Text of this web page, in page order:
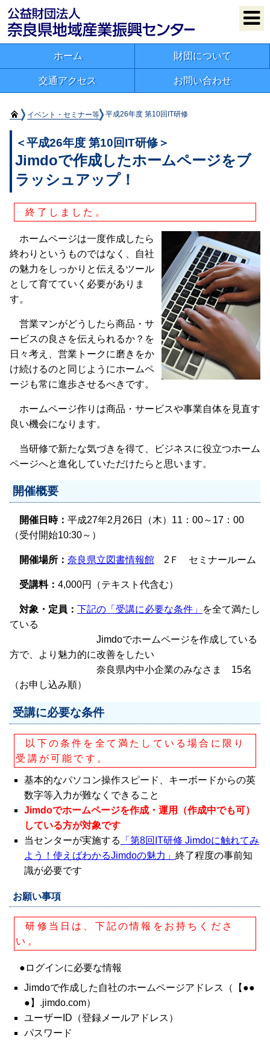
ホーム 財団について
交通アクセス お問い合わせ
イベント・セミナー等 平成26年度 第10回IT研修
＜平成26年度 第10回IT研修＞
Jimdoで作成したホームページをブ
ラッシュアップ！
終了しました。
ホームページは一度作成したら
終わりというものではなく、自社
の魅力をしっかりと伝えるツール
として育てていく必要がありま
す。
営業マンがどうしたら商品・サ
ービスの良さを伝えられるか？を
日々考え、営業トークに磨きをか
け続けるのと同じようにホームペ
ージも常に進歩させるべきです。
ホームページ作りは商品・サービスや事業自体を見直す
良い機会になります。
当研修で新たな気づきを得て、ビジネスに役立つホーム
ページへと進化していただけたらと思います。
開催概要
開催日時： 平成27年2月26日（木）11：00～17：00
（受付開始10:30～）
開催場所： 奈良県立図書情報館 2Ｆ セミナールーム
受講料： 4,000円（テキスト代含む）
対象・定員： 下記の「受講に必要な条件」
を全て満たし
ている
Jimdoでホームページを作成している
方で、より魅力的に改善をしたい
奈良県内中小企業のみなさま 15名
（お申し込み順）
受講に必要な条件
以下の条件を全て満たしている場合に限り
受講が可能です。
基本的なパソコン操作スピード、キーボードからの英
数字等入力が難なくできること
Jimdoでホームページを作成・運用（作成中でも可）
している方が対象です
当センターが実施する
「第8回IT研修 Jimdoに触れてみ
よう！使えばわかるJimdoの魅力」 終了程度の事前知
識が必要です
お願い事項
研修当日は、下記の情報をお持ちくださ
い。
●ログインに必要な情報
Jimdoで作成した自社のホームページアドレス（【●●
●】.jimdo.com）
ユーザーID（登録メールアドレス）
パスワード